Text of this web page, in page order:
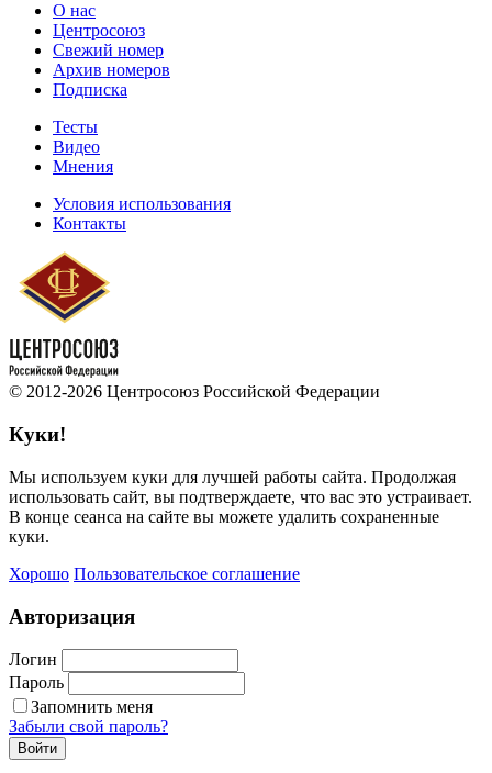
О нас
Центросоюз
Свежий номер
Архив номеров
Подписка
Тесты
Видео
Мнения
Условия использования
Контакты
© 2012-2026 Центросоюз Российской Федерации
Куки!
Мы используем куки для лучшей работы сайта. Продолжая
использовать сайт, вы подтверждаете, что вас это устраивает.
В конце сеанса на сайте вы можете удалить сохраненные
куки.
Хорошо Пользовательское соглашение
Авторизация
Логин
Пароль
Запомнить меня
Забыли свой пароль?
Войти